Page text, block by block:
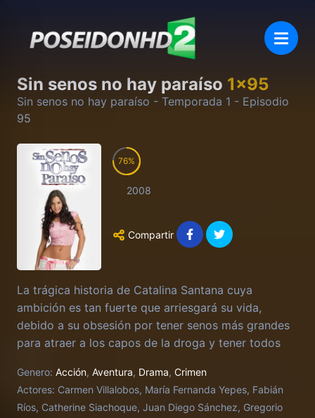
Sin senos no hay paraíso 1x95
Sin senos no hay paraíso - Temporada 1 - Episodio
95
76
2008
Compartir
La trágica historia de Catalina Santana cuya
ambición es tan fuerte que arriesgará su vida,
debido a su obsesión por tener senos más grandes
para atraer a los capos de la droga y tener todos
Genero: Acción, Aventura, Drama, Crimen
Actores: Carmen Villalobos, María Fernanda Yepes, Fabián
Ríos, Catherine Siachoque, Juan Diego Sánchez, Gregorio